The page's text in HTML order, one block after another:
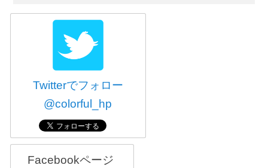
Twitterでフォロー
@colorful_hp
Facebookページ